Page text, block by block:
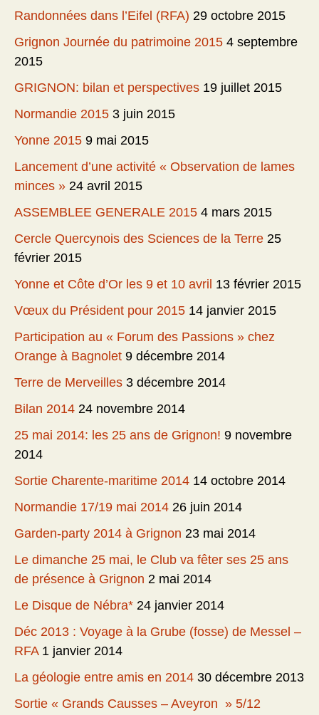
Randonnées dans l’Eifel (RFA) 29 octobre 2015
Grignon Journée du patrimoine 2015 4 septembre
2015
GRIGNON: bilan et perspectives 19 juillet 2015
Normandie 2015 3 juin 2015
Yonne 2015 9 mai 2015
Lancement d’une activité « Observation de lames
minces » 24 avril 2015
ASSEMBLEE GENERALE 2015 4 mars 2015
Cercle Quercynois des Sciences de la Terre 25
février 2015
Yonne et Côte d’Or les 9 et 10 avril 13 février 2015
Vœux du Président pour 2015 14 janvier 2015
Participation au « Forum des Passions » chez
Orange à Bagnolet 9 décembre 2014
Terre de Merveilles 3 décembre 2014
Bilan 2014 24 novembre 2014
25 mai 2014: les 25 ans de Grignon! 9 novembre
2014
Sortie Charente-maritime 2014 14 octobre 2014
Normandie 17/19 mai 2014 26 juin 2014
Garden-party 2014 à Grignon 23 mai 2014
Le dimanche 25 mai, le Club va fêter ses 25 ans
de présence à Grignon 2 mai 2014
Le Disque de Nébra* 24 janvier 2014
Déc 2013 : Voyage à la Grube (fosse) de Messel –
RFA 1 janvier 2014
La géologie entre amis en 2014 30 décembre 2013
Sortie « Grands Causses – Aveyron » 5/12